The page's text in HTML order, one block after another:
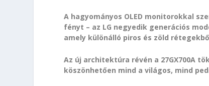
A hagyományos OLED monitorokkal
fényt – az LG negyedik generációs
amely különálló piros és zöld
Az új architektúra révén a 27GX700A
köszönhetően mind a világos, mind